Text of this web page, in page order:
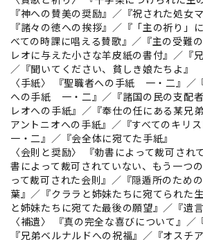
『神への賛美の奨励』／『祝された処女
『諸々の徳への挨拶』／『「主の祈り」
べての時課に唱える賛歌』／『主の受難
レオに与えた小さな羊皮紙の書付』／『
／『聞いてください、貧しき娘たちよ』
〈手紙〉 『聖職者への手紙 一・二』／
への手紙 一・二』／『諸国の民の支配
レオへの手紙』／『奉仕の任にある某兄
アントニオへの手紙』／『すべてのキリ
一・二』／『会全体に宛てた手紙』
〈会則と奨励〉 『勅書によって裁可され
書によって裁可されていない、もう一つ
って裁可された会則』／『隠遁所のため
葉』／『クララと姉妹たちに宛てられた
と姉妹たちに宛てた最後の願望』／『遺言
〈補遺〉 『真の完全な喜びについて』／
『兄弟ベルナルドへの祝福』／『オスチ